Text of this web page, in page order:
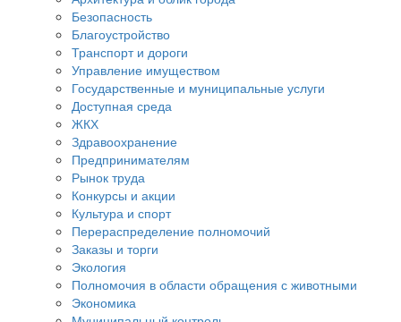
Безопасность
Благоустройство
Транспорт и дороги
Управление имуществом
Государственные и муниципальные услуги
Доступная среда
ЖКХ
Здравоохранение
Предпринимателям
Рынок труда
Конкурсы и акции
Культура и спорт
Перераспределение полномочий
Заказы и торги
Экология
Полномочия в области обращения с животными
Экономика